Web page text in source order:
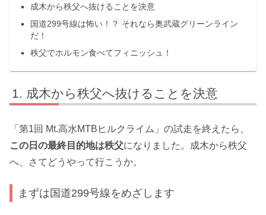
成木から秩父へ抜けることを決意
国道299号線は怖い！？ それなら奥武蔵グリーンライン
だ！
秩父でホルモン食べてフィニッシュ！
成木から秩父へ抜けることを決意
「第1回 Mt.高水MTBヒルクライム」の試走を終えたら、
この日の最終目的地は秩父になりました。成木から秩父
へ、さてどうやって行こうか。
まずは国道299号線をめざします